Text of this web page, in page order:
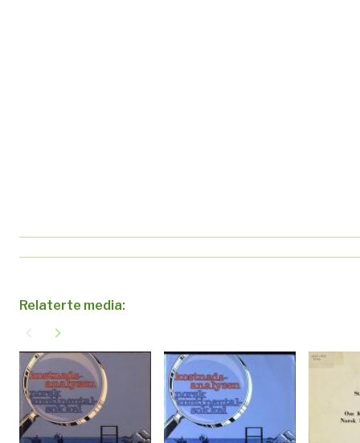
Relaterte media:
navigate_next